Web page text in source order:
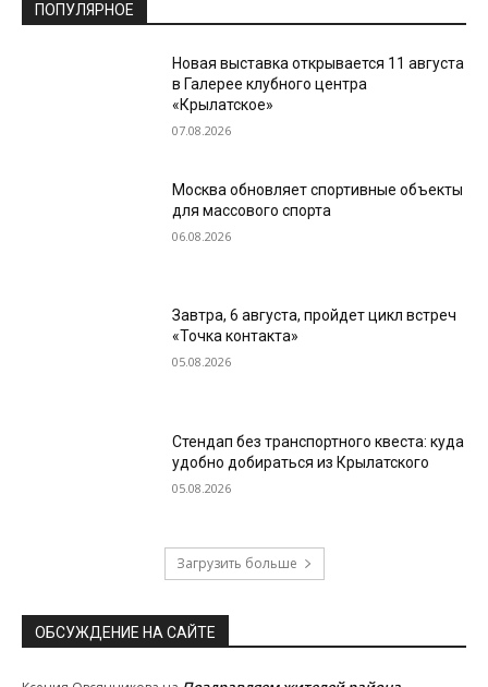
ПОПУЛЯРНОЕ
Новая выставка открывается 11 августа
в Галерее клубного центра
«Крылатское»
07.08.2026
Москва обновляет спортивные объекты
для массового спорта
06.08.2026
Завтра, 6 августа, пройдет цикл встреч
«Точка контакта»
05.08.2026
Стендап без транспортного квеста: куда
удобно добираться из Крылатского
05.08.2026
Загрузить больше
ОБСУЖДЕНИЕ НА САЙТЕ